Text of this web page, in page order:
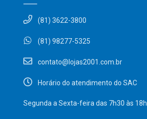
(81) 3622-3800
(81) 98277-5325
contato@lojas2001.com.br
Horário do atendimento do SAC
Segunda a Sexta-feira das 7h30 às 18h